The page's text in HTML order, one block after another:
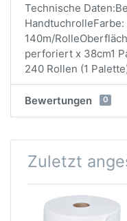
Technische
140m/
perforiert x 38cm1
240 Rollen (1
Bewertungen 0
Zuletzt